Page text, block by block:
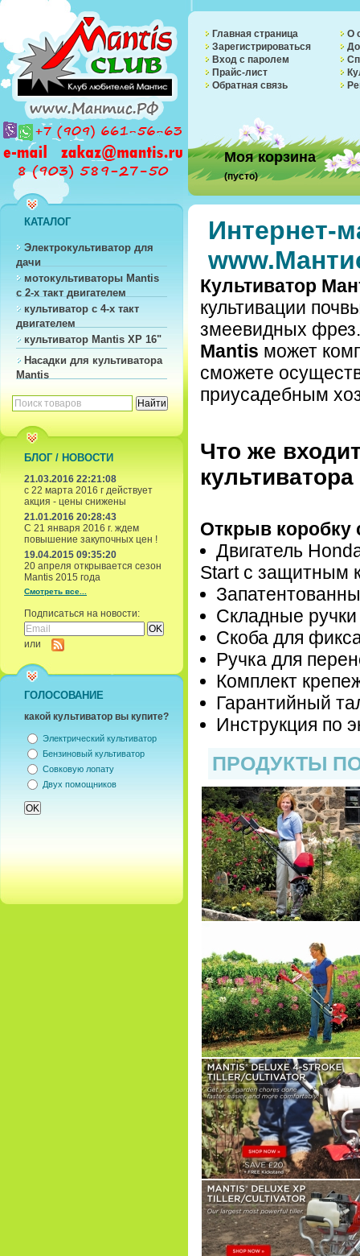
Главная страница
Зарегистрироваться
Вход с паролем
Прайс-лист
Обратная связь
О
Моя корзина
(пусто)
КАТАЛОГ
Электрокультиватор для
дачи
мотокультиваторы Mantis
с 2-х такт двигателем
культиватор с 4-х такт
двигателем
культиватор Mantis XP 16"
Насадки для культиватора
Mantis
БЛОГ / НОВОСТИ
21.03.2016 22:21:08
с 22 марта 2016 г действует
акция - цены снижены
21.01.2016 20:28:43
С 21 января 2016 г. ждем
повышение закупочных цен !
19.04.2015 09:35:20
20 апреля открывается сезон
Mantis 2015 года
Смотреть все...
Подписаться на новости:
или
ГОЛОСОВАНИЕ
какой культиватор вы купите?
Электрический культиватор
Бензиновый культиватор
Совковую лопату
Двух помощников
Интернет-
Культиватор
культивации
змеевидных фрез.
Mantis может
сможете
приусадебным
Что же
Открыв коробку
Двигатель
Start с защитным
Складные
Скоба для
Ручка для
Комплект
Гарантийный
Инструкция по
ПРОДУКТЫ